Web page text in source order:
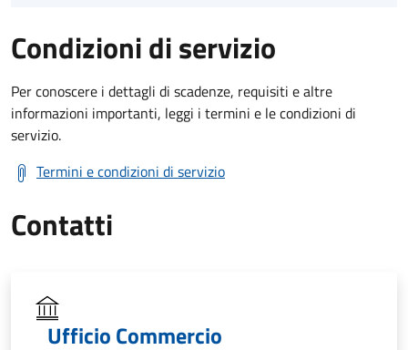
Condizioni di servizio
Per conoscere i dettagli di scadenze, requisiti e altre
informazioni importanti, leggi i termini e le condizioni di
servizio.
Termini e condizioni di servizio
Contatti
Ufficio Commercio